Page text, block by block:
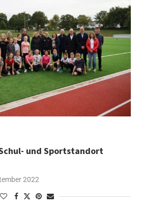
und Sportstandort
2022